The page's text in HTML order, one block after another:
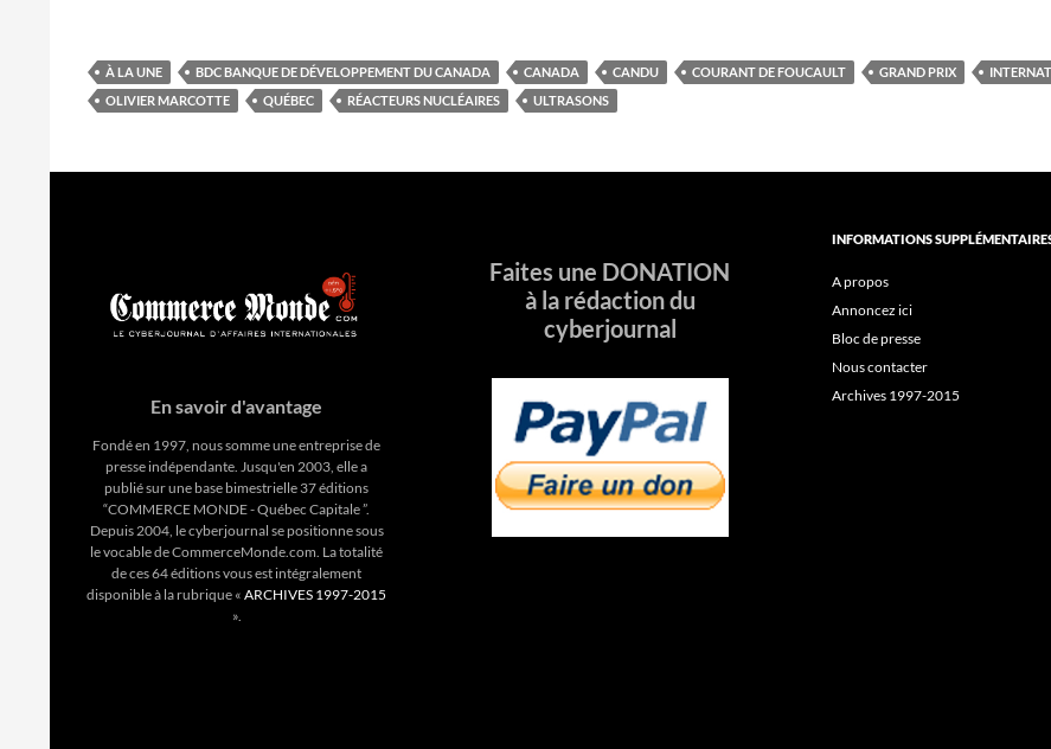
À LA UNE BDC BANQUE DE DÉVELOPPEMENT DU CANADA CANADA CANDU COURANT DE FOUCAULT GRAND PRIX
OLIVIER MARCOTTE
QUÉBEC RÉACTEURS NUCLÉAIRES ULTRASONS
En savoir d'avantage
Fondé en 1997, nous somme une entreprise de
presse indépendante. Jusqu'en 2003, elle a
publié sur une base bimestrielle 37 éditions
“COMMERCE MONDE - Québec Capitale ”.
Depuis 2004, le cyberjournal se positionne sous
le vocable de CommerceMonde.com. La totalité
de ces 64 éditions vous est intégralement
disponible à la rubrique « ARCHIVES 1997-2015
».
Faites une DONATION
à la rédaction du
cyberjournal
INFORMATIONS
A propos
Annoncez ici
Bloc de presse
Nous contacter
Archives 1997-2015